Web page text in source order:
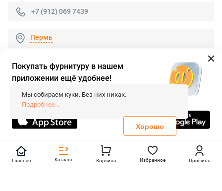
+7 (912) 069 7439
Пермь
© 2026 «FieraShop.ru»
Сопровождение сайта
- Вебформат.
Все права защищены.
Не является публичной офертой
Политика конфиденциальности
Главная Каталог Корзина Избранное Профиль
Покупать фурнитуру в нашем
приложении ещё удобнее!
Мы собираем куки. Без них никак.
Подробнее...
Хорошо